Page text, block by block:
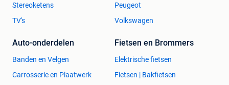
Stereoketens
TV's
Peugeot
Volkswagen
Auto-onderdelen
Banden en Velgen
Carrosserie en Plaatwerk
Fietsen en Brommers
Elektrische fietsen
Fietsen | Bakfietsen